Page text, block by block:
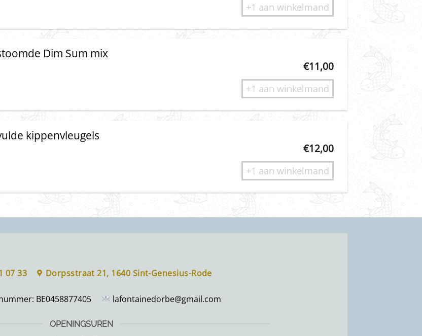
+1 aan winkelmand
Dim Sum mix
€11,00
+1 aan winkelmand
kippenvleugels
€12,00
+1 aan winkelmand
07 33 Dorpsstraat 21, 1640 Sint-Genesius-Rode
BE0458877405 lafontainedorbe@gmail.com
OPENINGSUREN